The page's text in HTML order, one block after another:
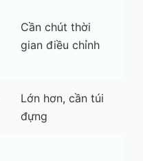
Cần chút thời
gian điều chỉnh
Lớn hơn, cần túi
đựng